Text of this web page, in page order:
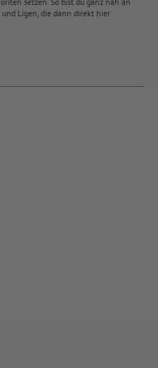
Ligen, die dann direkt hier